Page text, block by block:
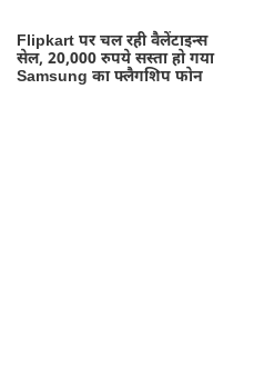
Flipkart पर चल रही वैलेंटाइन्स
सेल, 20,000 रुपये सस्ता हो गया
Samsung का फ्लैगशिप फोन